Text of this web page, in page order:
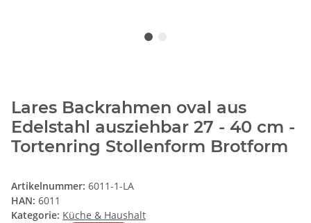
Lares Backrahmen oval aus
Edelstahl ausziehbar 27 - 40 cm -
Tortenring Stollenform Brotform
Artikelnummer: 6011-1-LA
HAN: 6011
Kategorie: Küche & Haushalt